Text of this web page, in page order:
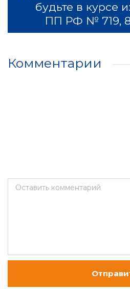
будьте в курсе
ПП РФ № 719,
Комментарии
Оставить комментарий